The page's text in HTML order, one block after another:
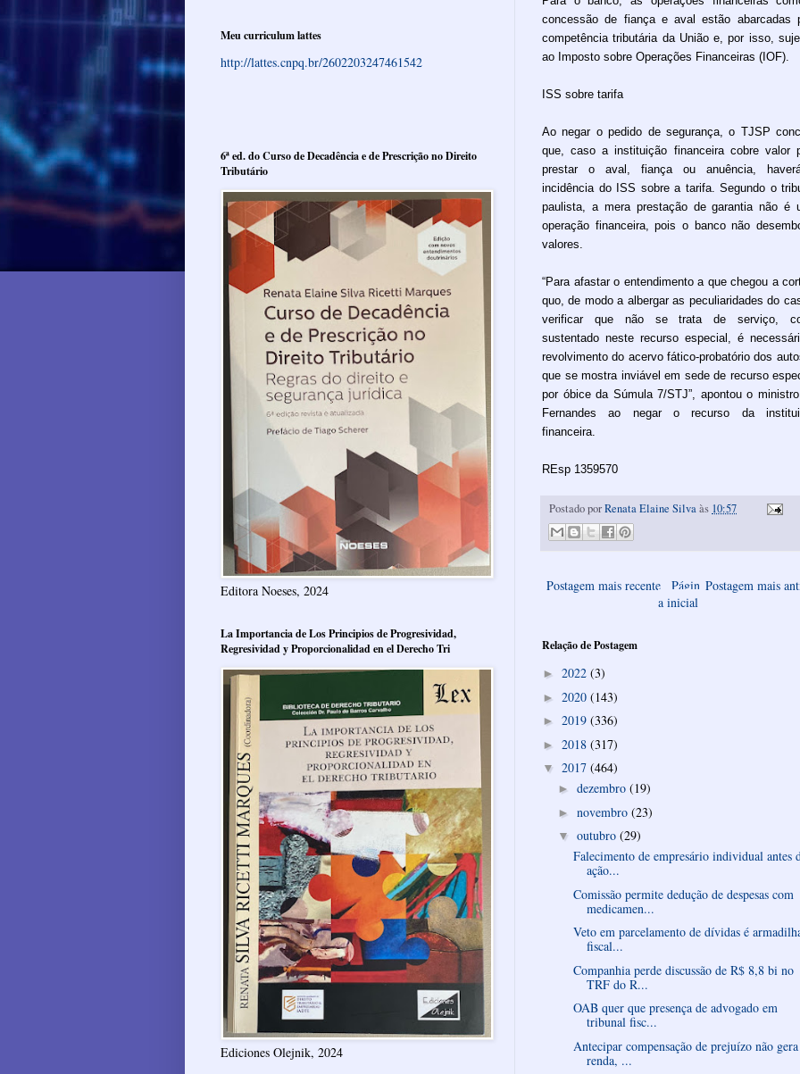
concessão de fiança e aval estão abarcadas
competência tributária da União e, por isso,
ao Imposto sobre Operações Financeiras (IOF).
ISS sobre tarifa
Ao negar o pedido de segurança, o TJSP
que, caso a instituição financeira cobre valor
prestar o aval, fiança ou anuência,
incidência do ISS sobre a tarifa. Segundo o
paulista, a mera prestação de garantia não é
operação financeira, pois o banco não
valores.
“Para afastar o entendimento a que chegou a
quo, de modo a albergar as peculiaridades do
verificar que não se trata de serviço,
sustentado neste recurso especial, é
revolvimento do acervo fático-probatório dos
que se mostra inviável em sede de recurso
por óbice da Súmula 7/STJ”, apontou o
Fernandes ao negar o recurso da
financeira.
REsp 1359570
Postado porRenata Elaine Silvaàs 10:57
Postagem mais recente Postagem mais
Págin
a inicial
Relação de Postagem
► 2022 (3)
► 2020 (143)
► 2019 (336)
► 2018 (317)
▼ 2017 (464)
► dezembro (19)
► novembro (23)
▼ outubro (29)
Falecimento de empresário individual antes
ação...
Comissão permite dedução de despesas com
medicamen...
Veto em parcelamento de dívidas é
fiscal...
Companhia perde discussão de R$ 8,8 bi no
TRF do R...
OAB quer que presença de advogado em
tribunal fisc...
Antecipar compensação de prejuízo não gera
renda, ...
Meu curriculum lattes
http://lattes.cnpq.br/2602203247461542
6ª ed. do Curso de Decadência e de Prescrição no Direito
Tributário
Editora Noeses, 2024
La Importancia de Los Principios de Progresividad,
Regresividad y Proporcionalidad en el Derecho Tri
Ediciones Olejnik, 2024